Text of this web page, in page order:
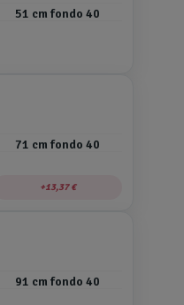
51 cm fondo 40
71 cm fondo 40
13,37 €
91 cm fondo 40